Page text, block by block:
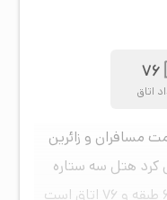
76
اتاق
مسافران و زائرین
کرد هتل سه ستاره
فرهنگ و هنر است. این هتل دارای ۶ طبقه و ۷۶ اتاق است